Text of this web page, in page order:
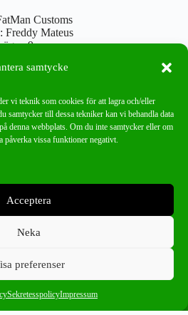
samtycke
vi teknik som cookies för att lagra och/eller
samtycker till dessa tekniker kan vi behandla data
denna webbplats. Om du inte samtycker eller om
påverka vissa funktioner negativt.
Acceptera
Neka
preferenser
SekretesspolicyImpressum
Customs
Freddy Mateus
9
18:00
ett bra erbjudande!